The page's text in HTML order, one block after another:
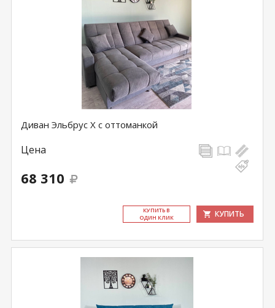
Диван Эльбрус Х с оттоманкой
Цена
68 310
КУ­ПИТЬ В
ОДИН КЛИК
КУПИТЬ